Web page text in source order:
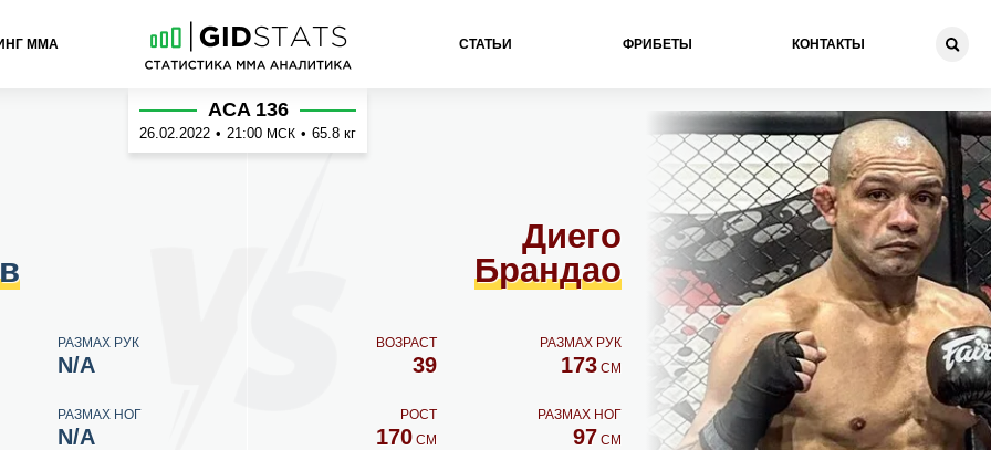
ММА СТАТЬИ ФРИБЕТЫ КОНТАКТЫ
РАЗМАХ РУК
N/A
РАЗМАХ НОГ
N/A
ACA 136
26.02.2022 • 21:00 МСК • 65.8 кг
Диего
Брандао
ВОЗРАСТ
39
РАЗМАХ РУК
173СМ
РОСТ
170 СМ
РАЗМАХ НОГ
97 СМ